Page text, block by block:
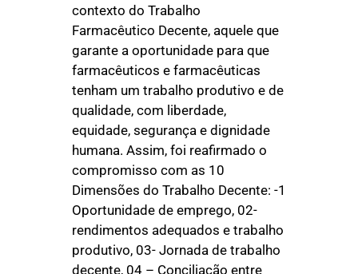
contexto do Trabalho
Farmacêutico Decente, aquele que
garante a oportunidade para que
farmacêuticos e farmacêuticas
tenham um trabalho produtivo e de
qualidade, com liberdade,
equidade, segurança e dignidade
humana. Assim, foi reafirmado o
compromisso com as 10
Dimensões do Trabalho Decente: -1
Oportunidade de emprego, 02-
rendimentos adequados e trabalho
produtivo, 03- Jornada de trabalho
decente, 04 – Conciliação entre